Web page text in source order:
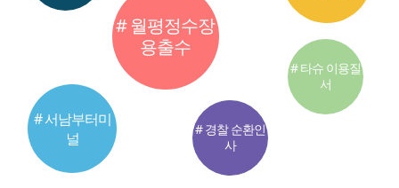
# 월평정수장
용출수
# 서남부터미
널
# 경찰 순환인
사
# 타슈 이용질
서